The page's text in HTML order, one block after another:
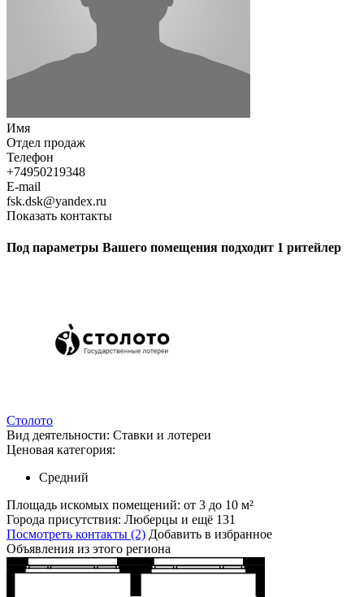
Имя
Отдел продаж
Телефон
+74950219348
E-mail
fsk.dsk@yandex.ru
Показать контакты
Под параметры Вашего помещения подходит 1 ритейлер
Столото
Вид деятельности: Ставки и лотереи
Ценовая категория:
Средний
Площадь искомых помещений: от 3 до 10 м²
Города присутствия: Люберцы и ещё 131
Посмотреть контакты (2) Добавить в избранное
Объявления из этого региона